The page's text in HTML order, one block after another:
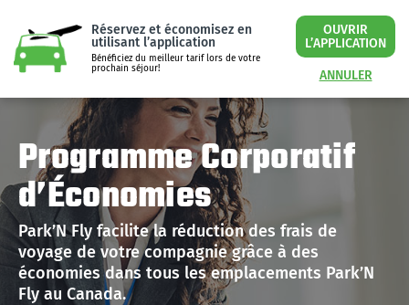
Réservez et économisez en
utilisant l’application
Bénéficiez du meilleur tarif lors de votre
prochain séjour!
OUVRIR
L’APPLICATION
ANNULER
Programme Corporatif
d’Économies
Park’N Fly facilite la réduction des frais de
voyage de votre compagnie grâce à des
économies dans tous les emplacements Park’N
Fly au Canada.